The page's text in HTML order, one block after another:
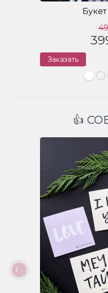
Заказать
👍